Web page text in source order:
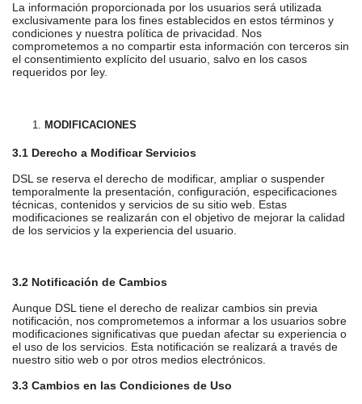
La información proporcionada por los usuarios será utilizada
exclusivamente para los fines establecidos en estos términos y
condiciones y nuestra política de privacidad. Nos
comprometemos a no compartir esta información con terceros sin
el consentimiento explícito del usuario, salvo en los casos
requeridos por ley.
MODIFICACIONES
3.1 Derecho a Modificar Servicios
DSL se reserva el derecho de modificar, ampliar o suspender
temporalmente la presentación, configuración, especificaciones
técnicas, contenidos y servicios de su sitio web. Estas
modificaciones se realizarán con el objetivo de mejorar la calidad
de los servicios y la experiencia del usuario.
3.2 Notificación de Cambios
Aunque DSL tiene el derecho de realizar cambios sin previa
notificación, nos comprometemos a informar a los usuarios sobre
modificaciones significativas que puedan afectar su experiencia o
el uso de los servicios. Esta notificación se realizará a través de
nuestro sitio web o por otros medios electrónicos.
3.3 Cambios en las Condiciones de Uso